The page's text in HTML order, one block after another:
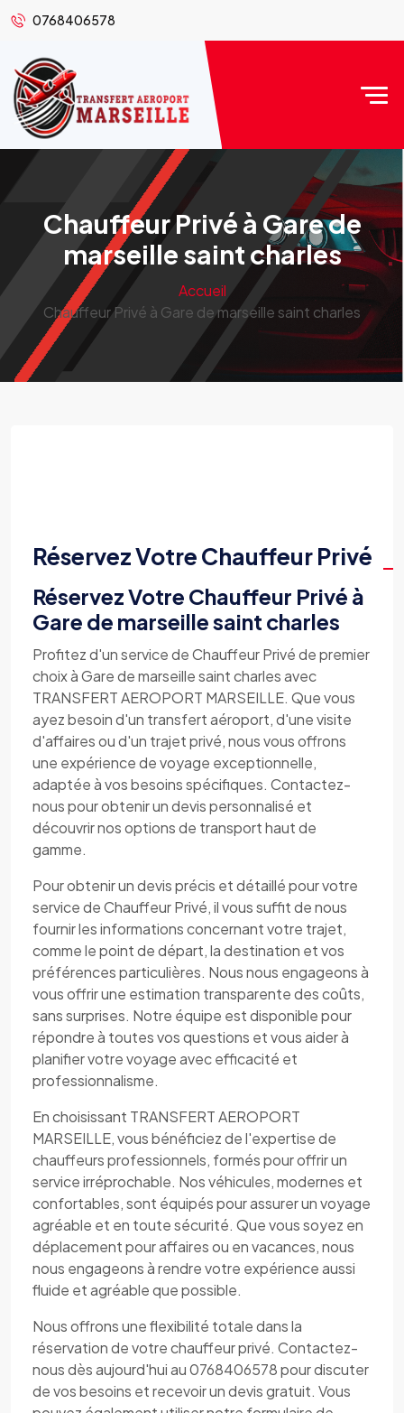
0768406578
Chauffeur Privé à Gare de
marseille saint charles
Accueil
Chauffeur Privé à Gare de marseille saint charles
Réservez Votre Chauffeur Privé
Réservez Votre Chauffeur Privé à
Gare de marseille saint charles
Profitez d'un service de Chauffeur Privé de premier
choix à Gare de marseille saint charles avec
TRANSFERT AEROPORT MARSEILLE. Que vous
ayez besoin d'un transfert aéroport, d'une visite
d'affaires ou d'un trajet privé, nous vous offrons
une expérience de voyage exceptionnelle,
adaptée à vos besoins spécifiques. Contactez-
nous pour obtenir un devis personnalisé et
découvrir nos options de transport haut de
gamme.
Pour obtenir un devis précis et détaillé pour votre
service de Chauffeur Privé, il vous suffit de nous
fournir les informations concernant votre trajet,
comme le point de départ, la destination et vos
préférences particulières. Nous nous engageons à
vous offrir une estimation transparente des coûts,
sans surprises. Notre équipe est disponible pour
répondre à toutes vos questions et vous aider à
planifier votre voyage avec efficacité et
professionnalisme.
En choisissant TRANSFERT AEROPORT
MARSEILLE, vous bénéficiez de l'expertise de
chauffeurs professionnels, formés pour offrir un
service irréprochable. Nos véhicules, modernes et
confortables, sont équipés pour assurer un voyage
agréable et en toute sécurité. Que vous soyez en
déplacement pour affaires ou en vacances, nous
nous engageons à rendre votre expérience aussi
fluide et agréable que possible.
Nous offrons une flexibilité totale dans la
réservation de votre chauffeur privé. Contactez-
nous dès aujourd'hui au 0768406578 pour discuter
de vos besoins et recevoir un devis gratuit. Vous